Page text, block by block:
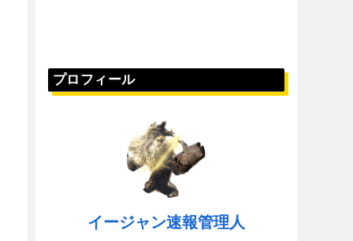
プロフィール
イージャン速報管理人